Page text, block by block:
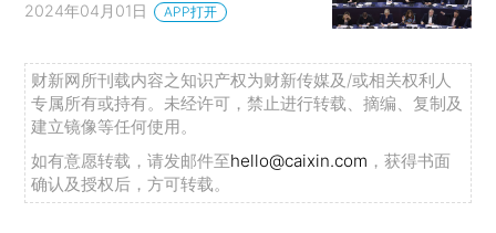
2024年04月01日 APP打开
财新网所刊载内容之知识产权为财新传媒及/或相关权利人
专属所有或持有。未经许可，禁止进行转载、摘编、复制及
建立镜像等任何使用。
如有意愿转载，请发邮件至hello@caixin.com ，获得书面
确认及授权后，方可转载。